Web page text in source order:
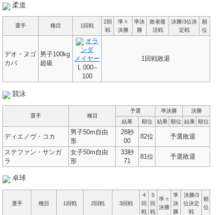
柔道
選手 種目 1回戦
2回
戦
準々
決勝
準決
勝
敗者復
活戦
決勝/3位決
定戦
順
位
デオ・ヌゴ
カバ
男子100kg
超級
オラ
ンダ
メイヤー
L000–
100
1回戦敗退
競泳
選手 種目
予選 準決勝
決勝
結果
順位 結果 順位 結果 順位
ディエノヴ・コカ
男子50m自由
形
28秒
00
82位 予選敗退
ステファン・サンガ
ラ
女子50m自由
形
33秒
71
81位 予選敗退
卓球
選手 種目 1回戦 2回戦 3回戦
4
回
戦
5
回
戦
準々
決勝
準
決
勝
決勝/3
位決定
戦
順
位